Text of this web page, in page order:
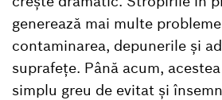
generează mai multe
contaminarea, depunerile și
suprafețe. Până acum,
simplu greu de evitat și